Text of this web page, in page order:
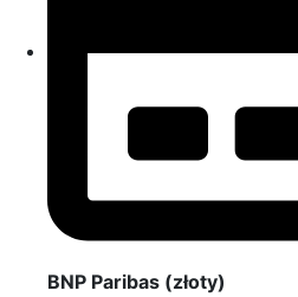
BNP Paribas (złoty)